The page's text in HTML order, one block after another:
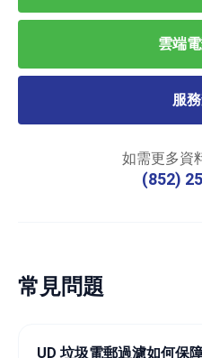
雲端
服
如需更多資
(852)
常見問題
UD 垃圾電郵過濾如何保